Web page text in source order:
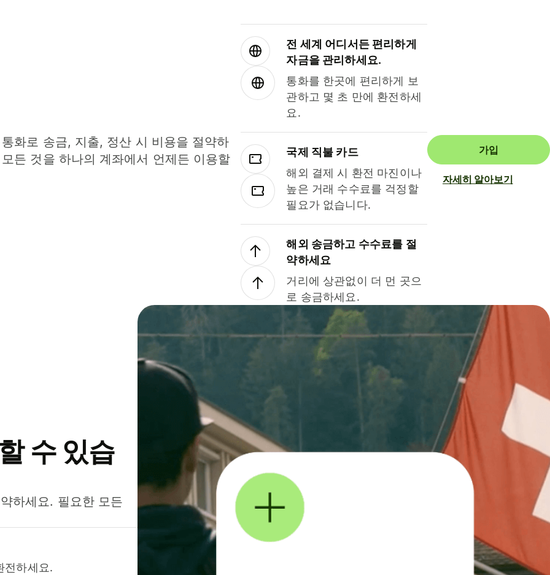
화로 송금, 지출, 정산 시 비용을 절약하
든 것을 하나의 계좌에서 언제든 이용할
전 세계 어디서든 편리하게
자금을 관리하세요.
통화를 한곳에 편리하게 보
관하고 몇 초 만에 환전하세
요.
국제 직불 카드
해외 결제 시 환전 마진이나
높은 거래 수수료를 걱정할
필요가 없습니다.
해외 송금하고 수수료를 절
약하세요
거리에 상관없이 더 먼 곳으
로 송금하세요.
가입
자세히 알아보기
수 있습
하세요. 필요한 모든
전하세요.